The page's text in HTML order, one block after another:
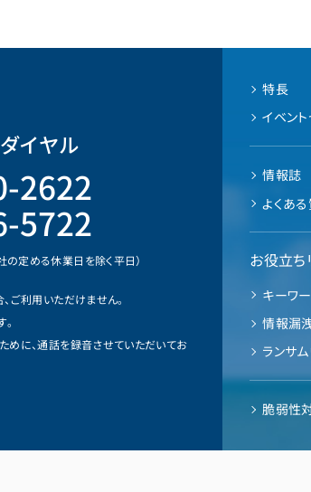
イヤル
2622
5722
の定める休業日を除く平日）
ご利用いただけません。
に、通話を録音させていただいてお
特長
イベン
情報誌
よくあ
お役立ち
キーワ
情報漏
ランサ
脆弱性